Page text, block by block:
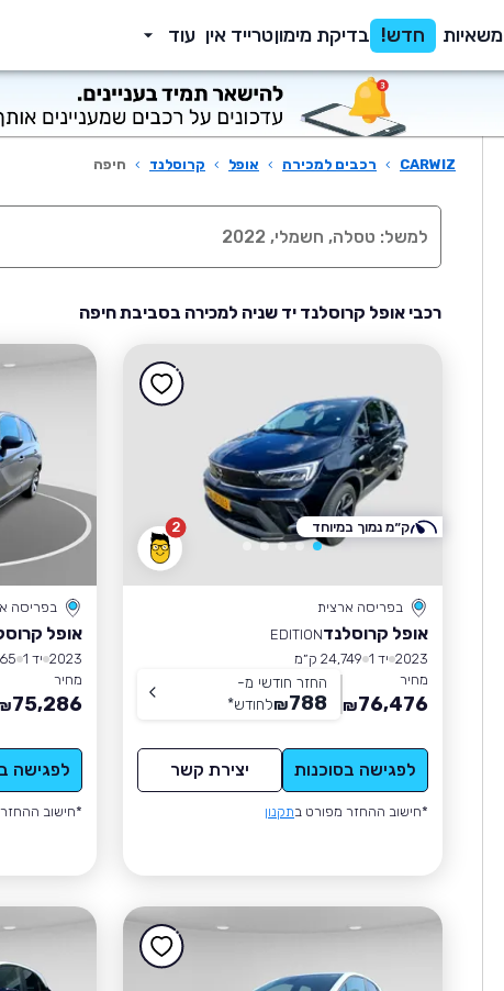
משאיות חדש! בדיקת מימוןטרייד אין עוד
CARWIZ
› רכבים למכירה › אופל › קרוסלנד › חיפה
רכבי אופל קרוסלנד יד שניה למכירה בסביבת חיפה
2
בפריסה ארצית
אופל קרוסלנדEDITION
2023 יד 1
24,749 ק״מ
מחיר
76,476
₪
החזר חודשי מ-
788
₪לחודש*
לפגישה בסוכנות יצירת קשר
*חישוב ההחזר מפורט בתקנון
ק״מ נמוך במיוחד
בפריסה
אופל
2023 יד 1
מחיר
75,286
לפגישה
*חישוב